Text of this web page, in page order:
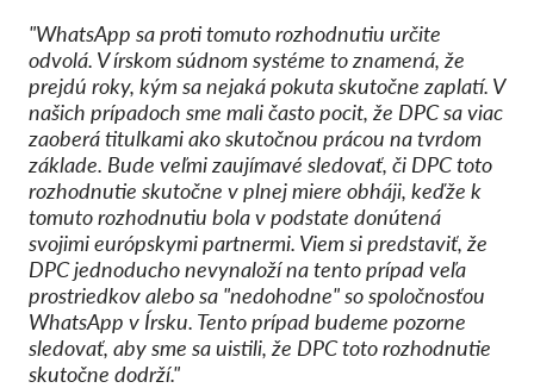
"WhatsApp sa proti tomuto rozhodnutiu určite
odvolá. V írskom súdnom systéme to znamená, že
prejdú roky, kým sa nejaká pokuta skutočne zaplatí. V
našich prípadoch sme mali často pocit, že DPC sa viac
zaoberá titulkami ako skutočnou prácou na tvrdom
základe. Bude veľmi zaujímavé sledovať, či DPC toto
rozhodnutie skutočne v plnej miere obháji, keďže k
tomuto rozhodnutiu bola v podstate donútená
svojimi európskymi partnermi. Viem si predstaviť, že
DPC jednoducho nevynaloží na tento prípad veľa
prostriedkov alebo sa "nedohodne" so spoločnosťou
WhatsApp v Írsku. Tento prípad budeme pozorne
sledovať, aby sme sa uistili, že DPC toto rozhodnutie
skutočne dodrží."